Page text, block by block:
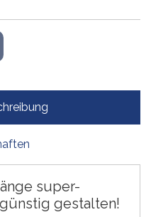
super-
gestalten!